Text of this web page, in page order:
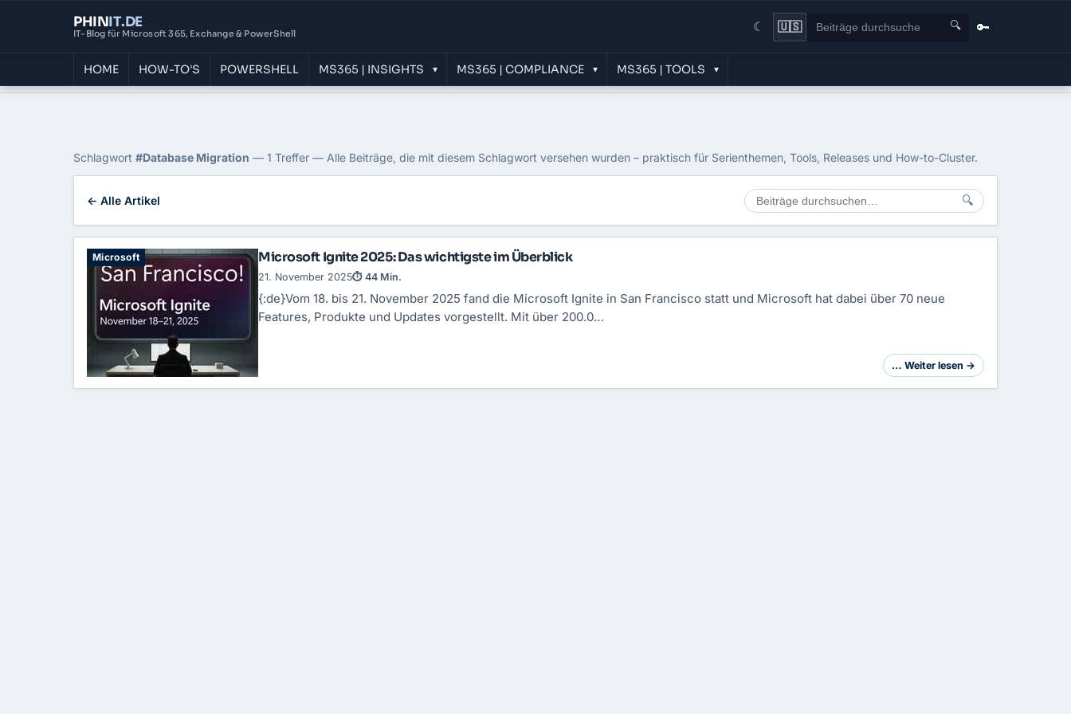
PHINIT.DE
IT-Blog für Microsoft 365, Exchange & PowerShell ☾ 🇺🇸 🔍 🔑
HOME HOW-TO'S POWERSHELL MS365 | INSIGHTS ▾ MS365 | COMPLIANCE ▾ MS365 | TOOLS ▾
Tag: Database Migration
Schlagwort #Database Migration — 1 Treffer — Alle Beiträge, die mit diesem Schlagwort versehen wurden – praktisch für Serienthemen, Tools, Releases und How-to-Cluster.
← Alle Artikel 🔍
Microsoft Microsoft Ignite 2025: Das wichtigste im Überblick
{:de}Vom 18. bis 21. November 2025 fand die Microsoft Ignite in San Francisco statt und Microsoft hat dabei über 70 neue
Features, Produkte und Updates vorgestellt. Mit über 200.0…
21. November 2025⏱ 44 Min.
… Weiter lesen →